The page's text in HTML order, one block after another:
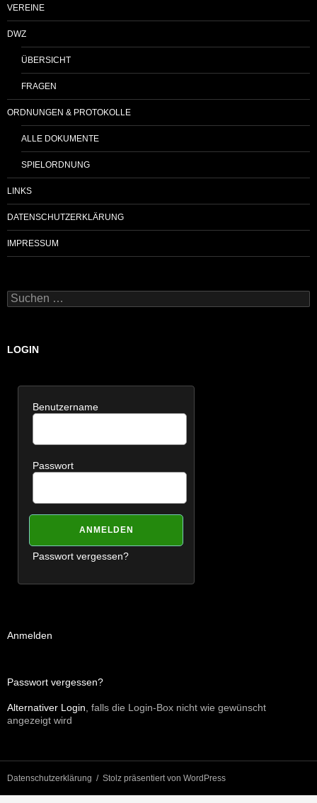
VEREINE
DWZ
ÜBERSICHT
FRAGEN
ORDNUNGEN & PROTOKOLLE
ALLE DOKUMENTE
SPIELORDNUNG
LINKS
DATENSCHUTZERKLÄRUNG
IMPRESSUM
Suchen
nach:
LOGIN
Benutzername
Passwort
Passwort vergessen?
Anmelden
Passwort vergessen?
Alternativer Login , falls die Login-Box nicht wie gewünscht
angezeigt wird
Datenschutzerklärung Stolz präsentiert von WordPress